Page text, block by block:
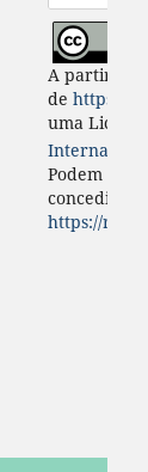
A partir de
de https://
uma Licença
Internacional
Podem
concedidas
https://